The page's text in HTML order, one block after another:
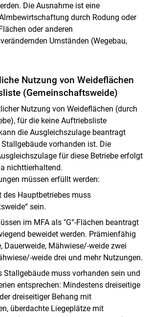
Die Ausnahme ist eine
durch Rodung oder
oder anderen
Umständen (Wegebau,
Nutzung von Weideflächen
(Gemeinschaftsweide)
Nutzung von Weideflächen (durch
für die keine Auftriebsliste
die Ausgleichszulage beantragt
vorhanden ist. Die
für diese Betriebe erfolgt
nichttierhaltend.
müssen erfüllt werden:
des Hauptbetriebes muss
sein.
im MFA als "G“-Flächen beantragt
beweidet werden. Prämienfähig
Dauerweide, Mähwiese/-weide zwei
weide drei und mehr Nutzungen.
Stallgebäude muss vorhanden sein und
entsprechen: Mindestens dreiseitige
dreiseitiger Behang mit
überdachte Liegeplätze mit